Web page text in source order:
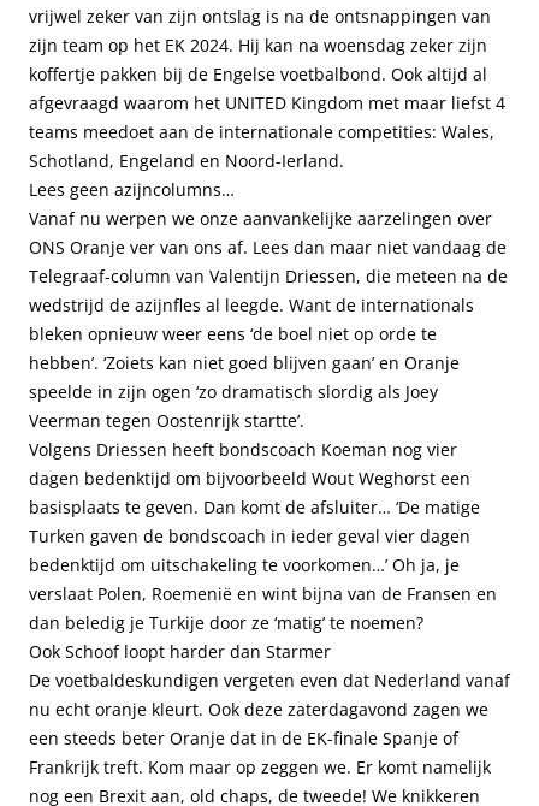
vrijwel zeker van zijn ontslag is na de ontsnappingen van
zijn team op het EK 2024. Hij kan na woensdag zeker zijn
koffertje pakken bij de Engelse voetbalbond. Ook altijd al
afgevraagd waarom het UNITED Kingdom met maar liefst 4
teams meedoet aan de internationale competities: Wales,
Schotland, Engeland en Noord-Ierland.
Lees geen azijncolumns…
Vanaf nu werpen we onze aanvankelijke aarzelingen over
ONS Oranje ver van ons af. Lees dan maar niet vandaag de
Telegraaf-column van Valentijn Driessen, die meteen na de
wedstrijd de azijnfles al leegde. Want de internationals
bleken opnieuw weer eens ‘de boel niet op orde te
hebben’. ‘Zoiets kan niet goed blijven gaan’ en Oranje
speelde in zijn ogen ‘zo dramatisch slordig als Joey
Veerman tegen Oostenrijk startte’.
Volgens Driessen heeft bondscoach Koeman nog vier
dagen bedenktijd om bijvoorbeeld Wout Weghorst een
basisplaats te geven. Dan komt de afsluiter… ‘De matige
Turken gaven de bondscoach in ieder geval vier dagen
bedenktijd om uitschakeling te voorkomen…’ Oh ja, je
verslaat Polen, Roemenië en wint bijna van de Fransen en
dan beledig je Turkije door ze ‘matig’ te noemen?
Ook Schoof loopt harder dan Starmer
De voetbaldeskundigen vergeten even dat Nederland vanaf
nu echt oranje kleurt. Ook deze zaterdagavond zagen we
een steeds beter Oranje dat in de EK-finale Spanje of
Frankrijk treft. Kom maar op zeggen we. Er komt namelijk
nog een Brexit aan, old chaps, de tweede! We knikkeren